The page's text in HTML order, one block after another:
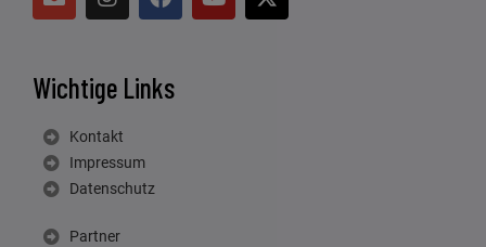
Wichtige Links
Kontakt
Impressum
Datenschutz
Partner